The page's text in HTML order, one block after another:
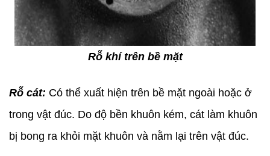
Rỗ khí trên bề mặt
Rỗ cát: Có thể xuất hiện trên bề mặt ngoài hoặc ở
trong vật đúc. Do độ bền khuôn kém, cát làm khuôn
bị bong ra khỏi mặt khuôn và nằm lại trên vật đúc.